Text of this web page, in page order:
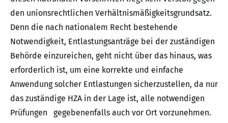
den unionsrechtlichen Verhältnismäßigkeitsgrundsatz.
Denn die nach nationalem Recht bestehende
Notwendigkeit, Entlastungsanträge bei der zuständigen
Behörde einzureichen, geht nicht über das hinaus, was
erforderlich ist, um eine korrekte und einfache
Anwendung solcher Entlastungen sicherzustellen, da nur
das zuständige HZA in der Lage ist, alle notwendigen
Prüfungen gegebenenfalls auch vor Ort vorzunehmen.